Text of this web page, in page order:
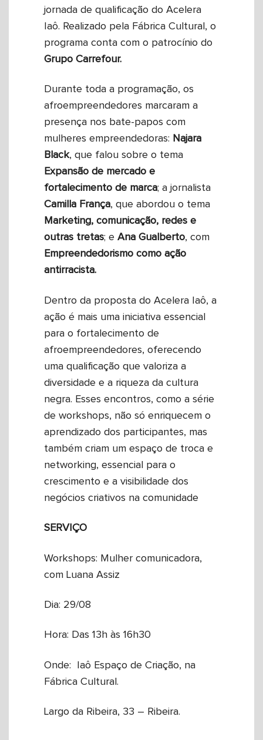
jornada de qualificação do Acelera
Iaô. Realizado pela Fábrica Cultural, o
programa conta com o patrocínio do
Grupo Carrefour.
Durante toda a programação, os
afroempreendedores marcaram a
presença nos bate-papos com
mulheres empreendedoras: Najara
Black, que falou sobre o tema
Expansão de mercado e
fortalecimento de marca; a jornalista
Camilla França, que abordou o tema
Marketing, comunicação, redes e
outras tretas; e Ana Gualberto, com
Empreendedorismo como ação
antirracista.
Dentro da proposta do Acelera Iaô, a
ação é mais uma iniciativa essencial
para o fortalecimento de
afroempreendedores, oferecendo
uma qualificação que valoriza a
diversidade e a riqueza da cultura
negra. Esses encontros, como a série
de workshops, não só enriquecem o
aprendizado dos participantes, mas
também criam um espaço de troca e
networking, essencial para o
crescimento e a visibilidade dos
negócios criativos na comunidade
SERVIÇO
Workshops: Mulher comunicadora,
com Luana Assiz
Dia: 29/08
Hora: Das 13h às 16h30
Onde: Iaô Espaço de Criação, na
Fábrica Cultural.
Largo da Ribeira, 33 – Ribeira.